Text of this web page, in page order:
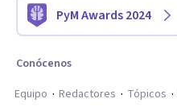
PyM Awards 2024
Conócenos
Equipo
Redactores Tópicos